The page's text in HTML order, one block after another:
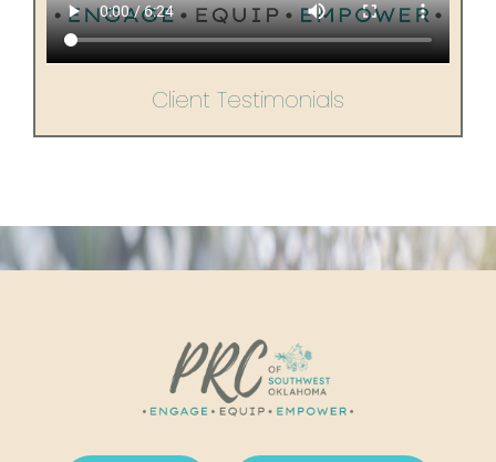
Client Testimonials